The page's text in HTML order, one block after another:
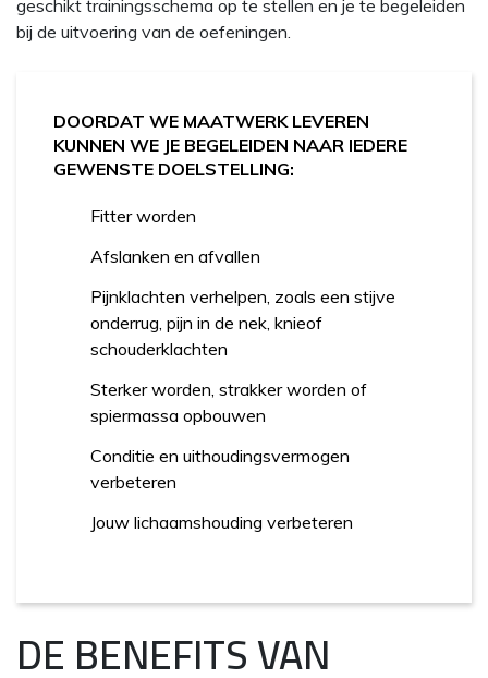
geschikt trainingsschema op te stellen en je te begeleiden
bij de uitvoering van de oefeningen.
DOORDAT WE MAATWERK LEVEREN
KUNNEN WE JE BEGELEIDEN NAAR IEDERE
GEWENSTE DOELSTELLING:
Fitter worden
Afslanken en afvallen
Pijnklachten verhelpen, zoals een stijve
onderrug, pijn in de nek, knieof
schouderklachten
Sterker worden, strakker worden of
spiermassa opbouwen
Conditie en uithoudingsvermogen
verbeteren
Jouw lichaamshouding verbeteren
DE BENEFITS VAN